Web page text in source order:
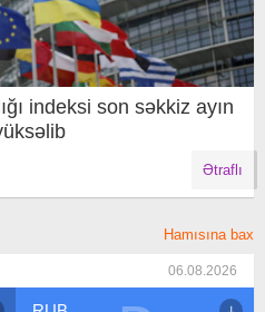
indeksi son səkkiz ayın
Ətraflı
Hamısına bax
06.08.2026